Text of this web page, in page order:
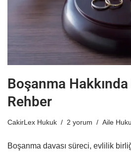
Boşanma Hakkında
Rehber
CakirLex Hukuk 2 yorum Aile
Boşanma davası süreci, evlilik